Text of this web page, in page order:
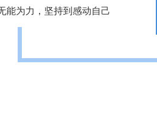
能为力，坚持到感动自己